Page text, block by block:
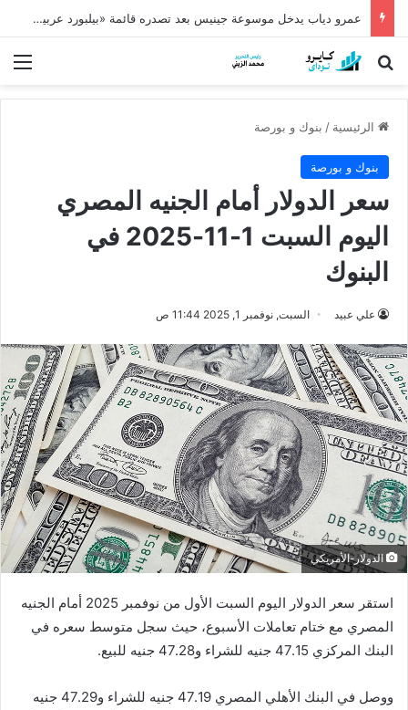
عمرو دياب يدخل موسوعة جينيس بعد تصدره قائمة «بيلبورد عربية» لـ68 أسبوعًا
بحث عن
الرئيسية / بنوك و بورصة
بنوك و بورصة
سعر الدولار أمام الجنيه المصري
اليوم السبت 1-11-2025 في
البنوك
علي عبيد السبت, نوفمبر 1, 2025 11:44 ص
الدولار-الأمريكي
استقر سعر الدولار اليوم السبت الأول من نوفمبر 2025 أمام الجنيه
المصري مع ختام تعاملات الأسبوع، حيث سجل متوسط سعره في
البنك المركزي 47.15 جنيه للشراء و47.28 جنيه للبيع.
ووصل في البنك الأهلي المصري 47.19 جنيه للشراء و47.29 جنيه